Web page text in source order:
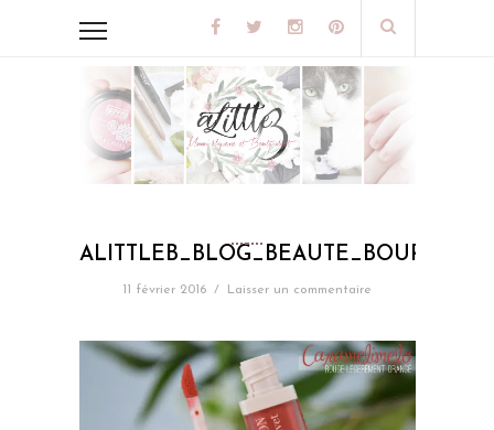
11 février 2016 / Laisser un commentaire